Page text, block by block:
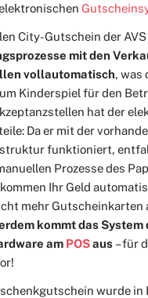
City-Gutschein der
mit den
vollautomatisch, was
Kinderspiel für den
hat der
Da er mit der
funktioniert,
Prozesse des
Ihr Geld
mehr Gutscheinkarten
kommt das System
am POSaus – für
wurde in